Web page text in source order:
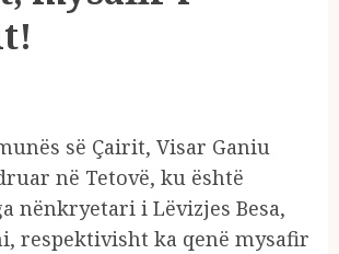
së Çairit, Visar Ganiu
në Tetovë, ku është
nënkryetari i Lëvizjes Besa,
respektivisht ka qenë mysafir